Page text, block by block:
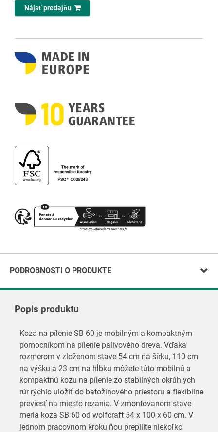
Nájsť predajňu
PODROBNOSTI O PRODUKTE
Popis produktu
Koza na pílenie SB 60 je mobilným a kompaktným
pomocníkom na pílenie palivového dreva. Vďaka
rozmerom v zloženom stave 54 cm na šírku, 110 cm
na výšku a 23 cm na hĺbku môžete túto mobilnú a
kompaktnú kozu na pílenie zo stabilných okrúhlych
rúr rýchlo uložiť do batožinového priestoru a flexibilne
previesť na miesto rezania. V zmontovanom stave
meria koza SB 60 od wolfcraft 54 x 100 x 60 cm. V
jednom pracovnom kroku ňou prepílite niekoľko